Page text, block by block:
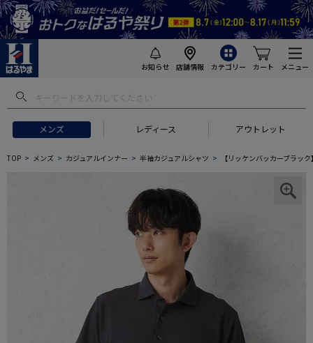
お知らせ 店舗情報 カテゴリー カート メニュー
メンズ レディース アウトレット
TOP メンズ カジュアルインナー 半袖カジュアルシャツ 【リッケンバッカーブラッ